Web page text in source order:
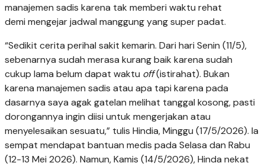
manajemen sadis karena tak memberi waktu rehat
demi mengejar jadwal manggung yang super padat.
“Sedikit cerita perihal sakit kemarin. Dari hari Senin (11/5),
sebenarnya sudah merasa kurang baik karena sudah
cukup lama belum dapat waktu off(istirahat). Bukan
karena manajemen sadis atau apa tapi karena pada
dasarnya saya agak gatelan melihat tanggal kosong, pasti
dorongannya ingin diisi untuk mengerjakan atau
menyelesaikan sesuatu,” tulis Hindia, Minggu (17/5/2026). Ia
sempat mendapat bantuan medis pada Selasa dan Rabu
(12-13 Mei 2026). Namun, Kamis (14/5/2026), Hinda nekat